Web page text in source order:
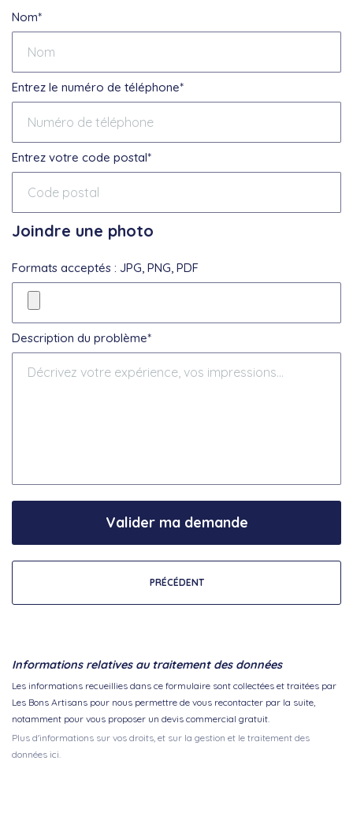
Nom*
Entrez le numéro de téléphone*
Entrez votre code postal*
Joindre une photo
Formats acceptés : JPG, PNG, PDF
Description du problème*
PRÉCÉDENT
Valider ma demande
Informations relatives au traitement des données
Les informations recueillies dans ce formulaire sont collectées et traitées par
Les Bons Artisans pour nous permettre de vous recontacter par la suite,
notamment pour vous proposer un devis commercial gratuit.
Plus d'informations sur vos droits, et sur la gestion et le traitement des
données ici.